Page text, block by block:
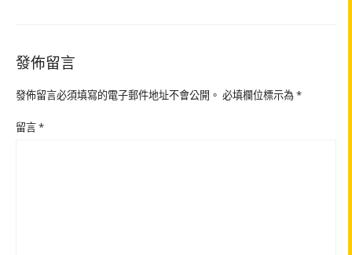
發佈留言
發佈留言必須填寫的電子郵件地址不會公開。 必填欄位標示為*
留言*